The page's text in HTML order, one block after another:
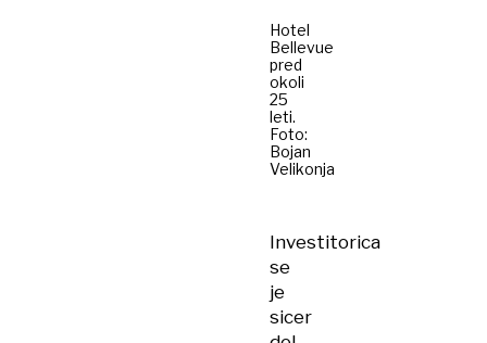
Hotel
Bellevue
pred
okoli
25
leti.
Foto:
Bojan
Velikonja
Investitorica
se
je
sicer